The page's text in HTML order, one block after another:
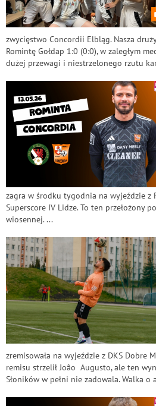
zwycięstwo Concordii Elbląg. Nasza
Romintę Gołdap 1:0 (0:0), w zaległym
dużej przewagi i niestrzelonego rzutu
zagra w środku tygodnia na wyjeździe z
Superscore IV Lidze. To ten przełożony
wiosennej. ...
zremisowała na wyjeździe z DKS Dobre
remisu strzelił João Augusto, ale ten
Słoników w pełni nie zadowala. Walka o